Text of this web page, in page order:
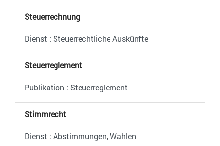
Steuerrechnung
Dienst : Steuerrechtliche Auskünfte
Steuerreglement
Publikation : Steuerreglement
Stimmrecht
Dienst : Abstimmungen, Wahlen